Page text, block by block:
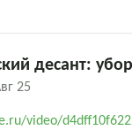
десант:
25
video/